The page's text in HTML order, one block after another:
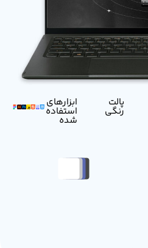
پالت
رنگی
ابزار‌های
استفاده
شده